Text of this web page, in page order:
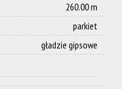
260.00 m
parkiet
gładzie gipsowe